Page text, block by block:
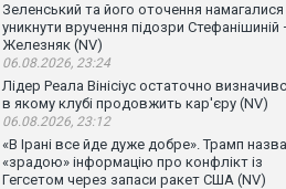
Зеленський та його оточення намагалися
уникнути вручення підозри Стефанішиній
Железняк (NV)
06.08.2026, 23:24
Лідер Реала Вінісіус остаточно
в якому клубі продовжить кар'єру (NV)
06.08.2026, 23:12
«В Ірані все йде дуже добре». Трамп
«зрадою» інформацію про конфлікт із
Гегсетом через запаси ракет США (NV)